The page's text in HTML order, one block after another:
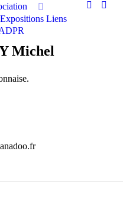
Expositions Liens
Michel